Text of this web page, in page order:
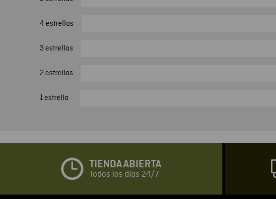
4 estrellas
3 estrellas
2 estrellas
1 estrella
TIENDA ABIERTA
Todos los días 24/7